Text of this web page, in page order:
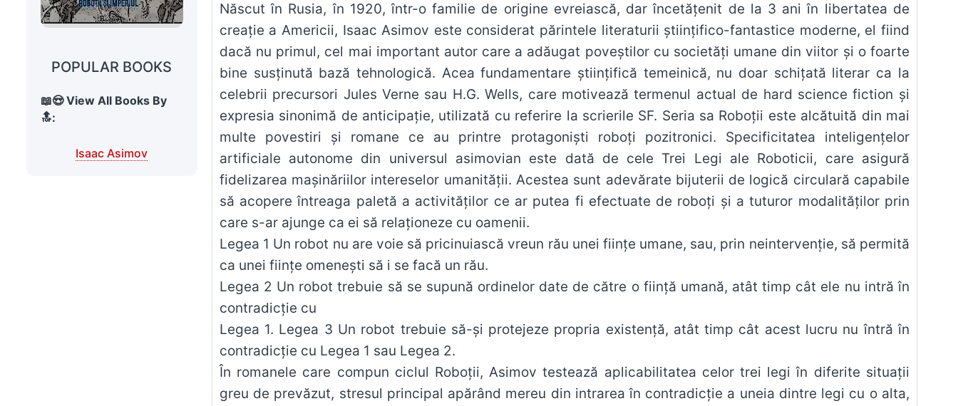
POPULAR BOOKS
📖😍 View All Books By
🔝:
Isaac Asimov
Născut în Rusia, în 1920, într-o familie de origine evreiască, dar încetățenit de la 3 ani în libertatea de
creație a Americii, Isaac Asimov este considerat părintele literaturii științifico-fantastice moderne, el fiind
dacă nu primul, cel mai important autor care a adăugat poveștilor cu societăți umane din viitor și o foarte
bine susținută bază tehnologică. Acea fundamentare științifică temeinică, nu doar schițată literar ca la
celebrii precursori Jules Verne sau H.G. Wells, care motivează termenul actual de hard science fiction și
expresia sinonimă de anticipație, utilizată cu referire la scrierile SF. Seria sa Roboții este alcătuită din mai
multe povestiri și romane ce au printre protagoniști roboți pozitronici. Specificitatea inteligențelor
artificiale autonome din universul asimovian este dată de cele Trei Legi ale Roboticii, care asigură
fidelizarea mașinăriilor intereselor umanității. Acestea sunt adevărate bijuterii de logică circulară capabile
să acopere întreaga paletă a activităților ce ar putea fi efectuate de roboți și a tuturor modalităților prin
care s-ar ajunge ca ei să relaționeze cu oamenii.
Legea 1 Un robot nu are voie să pricinuiască vreun rău unei ființe umane, sau, prin neintervenție, să permită
ca unei ființe omenești să i se facă un rău.
Legea 2 Un robot trebuie să se supună ordinelor date de către o ființă umană, atât timp cât ele nu intră în
contradicție cu
Legea 1. Legea 3 Un robot trebuie să-și protejeze propria existență, atât timp cât acest lucru nu întră în
contradicție cu Legea 1 sau Legea 2.
În romanele care compun ciclul Roboții, Asimov testează aplicabilitatea celor trei legi în diferite situații
greu de prevăzut, stresul principal apărând mereu din intrarea în contradicție a uneia dintre legi cu o alta,